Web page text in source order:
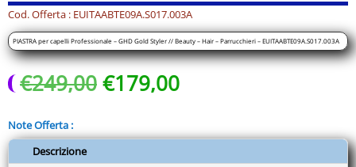
//
Beauty
-
Hair
-
-
EUITAABTE09A.S017.003A
quantità
Cod. Offerta : EUITAABTE09A.S017.003A
PIASTRA per capelli Professionale – GHD Gold Styler // Beauty – Hair – Parrucchieri – EUITAABTE09A.S017.003A
€249,00Il
prezzo
era:
€179,00Il
è:
Note Offerta :
Descrizione